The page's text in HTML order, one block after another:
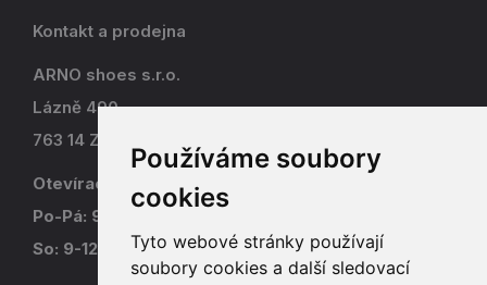
Používáme soubory
cookies
Tyto webové stránky používají
soubory cookies a další sledovací
Kontakt a prodejna
ARNO shoes s.r.o.
Lázně 490
763 14 Zlín - Kostelec
Otevírací doba
Po-Pá: 9-17
So: 9-12